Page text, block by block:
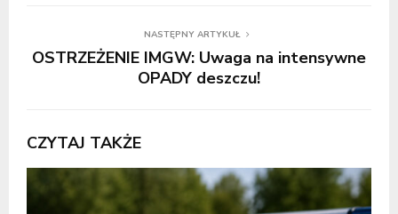
NASTĘPNY ARTYKUŁ
OSTRZEŻENIE IMGW: Uwaga na intensywne
OPADY deszczu!
CZYTAJ TAKŻE